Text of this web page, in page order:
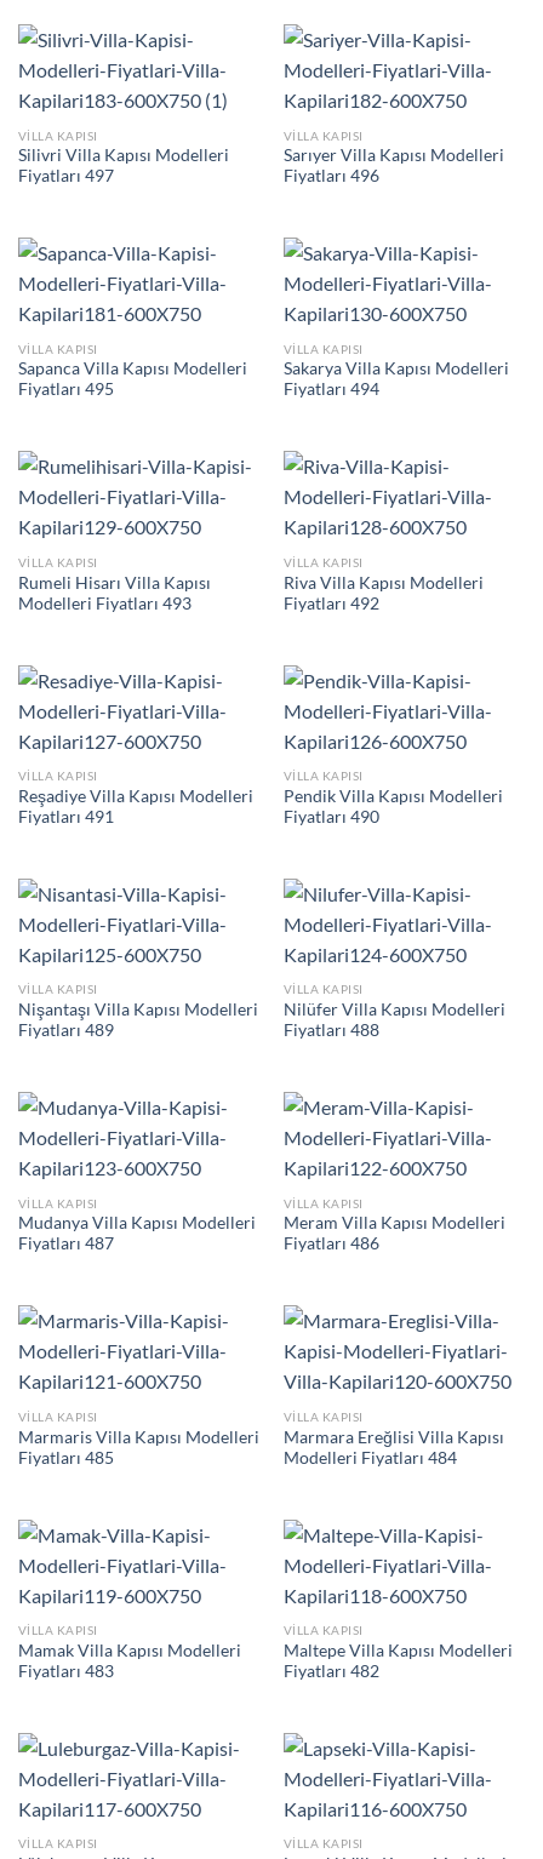
VILLA KAPISI
Silivri Villa Kapısı Modelleri
Fiyatları 497
VILLA KAPISI
Sarıyer Villa Kapısı Modelleri
Fiyatları 496
VILLA KAPISI
Sapanca Villa Kapısı Modelleri
Fiyatları 495
VILLA KAPISI
Sakarya Villa Kapısı Modelleri
Fiyatları 494
VILLA KAPISI
Rumeli Hisarı Villa Kapısı
Modelleri Fiyatları 493
VILLA KAPISI
Riva Villa Kapısı Modelleri
Fiyatları 492
VILLA KAPISI
Reşadiye Villa Kapısı Modelleri
Fiyatları 491
VILLA KAPISI
Pendik Villa Kapısı Modelleri
Fiyatları 490
VILLA KAPISI
Nişantaşı Villa Kapısı Modelleri
Fiyatları 489
VILLA KAPISI
Nilüfer Villa Kapısı Modelleri
Fiyatları 488
VILLA KAPISI
Mudanya Villa Kapısı Modelleri
Fiyatları 487
VILLA KAPISI
Meram Villa Kapısı Modelleri
Fiyatları 486
VILLA KAPISI
Marmaris Villa Kapısı Modelleri
Fiyatları 485
VILLA KAPISI
Marmara Ereğlisi Villa Kapısı
Modelleri Fiyatları 484
VILLA KAPISI
Mamak Villa Kapısı Modelleri
Fiyatları 483
VILLA KAPISI
Maltepe Villa Kapısı Modelleri
Fiyatları 482
VILLA KAPISI VILLA KAPISI